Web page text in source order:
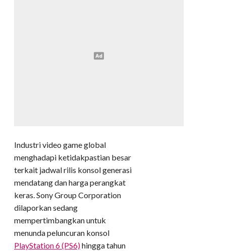
Industri video game global
menghadapi ketidakpastian besar
terkait jadwal rilis konsol generasi
mendatang dan harga perangkat
keras. Sony Group Corporation
dilaporkan sedang
mempertimbangkan untuk
menunda peluncuran konsol
PlayStation 6 (PS6)hingga tahun